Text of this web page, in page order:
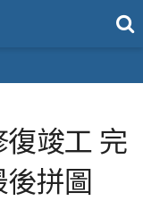
竣工 完
拼圖